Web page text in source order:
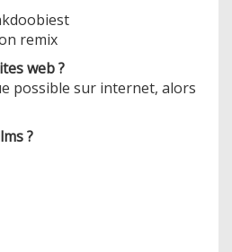
remix
web ?
possible sur internet, alors
?